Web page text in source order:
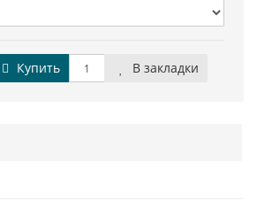
Купить В закладки